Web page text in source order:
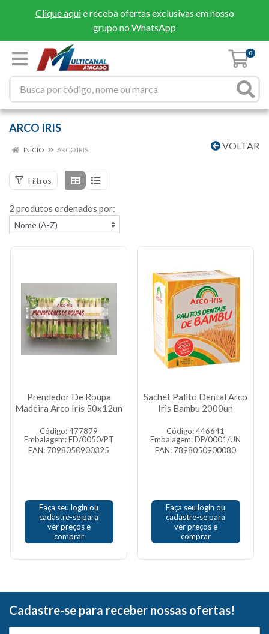
Clique aquie receba ofertas exclusivas em nosso
grupo no WhatsApp
0
ARCO IRIS
VOLTAR
INÍCIO ARCO IRIS
Filtros
2 produtos ordenados por:
Prendedor De Roupa
Madeira Arco Iris 50x12un
Código: 477879
Embalagem: FD/0050/PT
EAN: 7898050900325
Faça seu login ou
cadastre-se para
ver preços e
comprar
Sachet Palito Dental Arco
Iris Bambu 2000un
Código: 446641
Embalagem: DP/0001/UN
EAN: 7898050900080
Faça seu login ou
cadastre-se para
ver preços e
comprar
Cadastre-se para receber nossas ofertas!